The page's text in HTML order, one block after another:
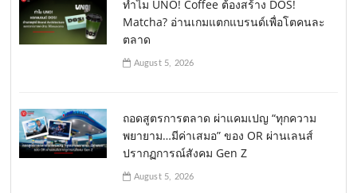
ทำไม UNO! Coffee ต้องสร้าง DOS!
Matcha? อ่านเกมแตกแบรนด์เพื่อโตคนละ
ตลาด
August 5, 2026
ถอดสูตรการตลาด ผ่าแคมเปญ “ทุกความ
พยายาม…มีค่าเสมอ” ของ OR ผ่านเลนส์
ปรากฏการณ์สังคม Gen Z
August 5, 2026